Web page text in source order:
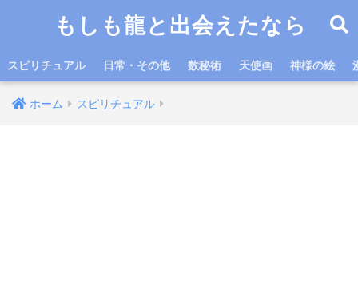
もしも龍と出会えたなら
スピリチュアル 日常・その他 数秘術 天使画 神様の絵
ホーム スピリチュアル